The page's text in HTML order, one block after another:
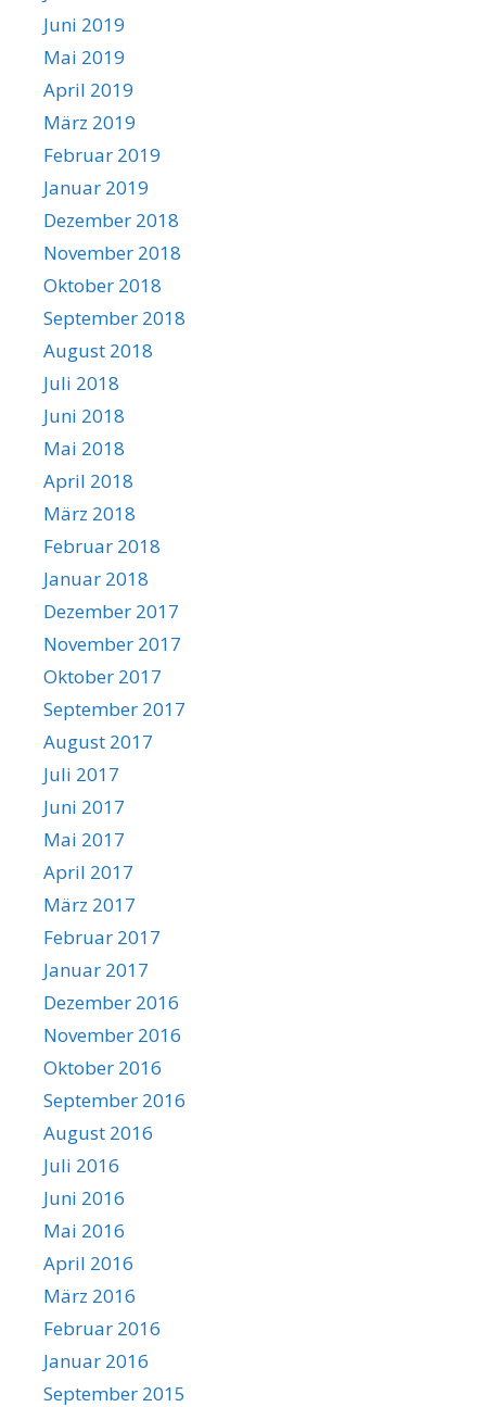
Juni 2019
Mai 2019
April 2019
März 2019
Februar 2019
Januar 2019
Dezember 2018
November 2018
Oktober 2018
September 2018
August 2018
Juli 2018
Juni 2018
Mai 2018
April 2018
März 2018
Februar 2018
Januar 2018
Dezember 2017
November 2017
Oktober 2017
September 2017
August 2017
Juli 2017
Juni 2017
Mai 2017
April 2017
März 2017
Februar 2017
Januar 2017
Dezember 2016
November 2016
Oktober 2016
September 2016
August 2016
Juli 2016
Juni 2016
Mai 2016
April 2016
März 2016
Februar 2016
Januar 2016
September 2015